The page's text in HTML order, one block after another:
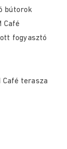
bútorok
Café
fogyasztó
Café terasza